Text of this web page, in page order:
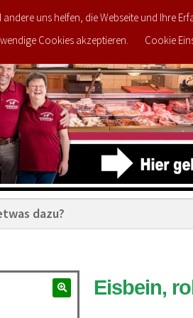
FEEDBACK MEINE
Eisbein,
uns helfen, die Webseite und Ihre
Cookies akzeptieren.
Cookie